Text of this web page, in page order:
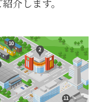
介します。